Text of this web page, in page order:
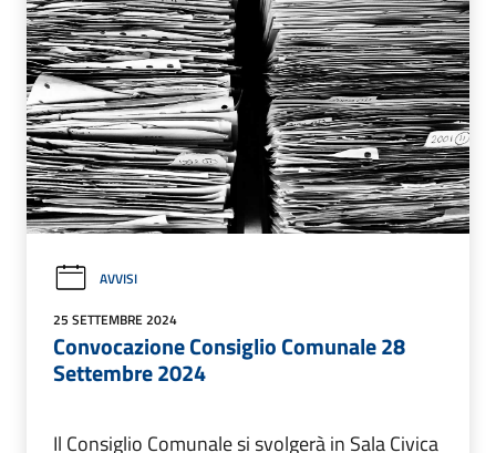
AVVISI
25 SETTEMBRE 2024
Convocazione Consiglio Comunale 28
Settembre 2024
Il Consiglio Comunale si svolgerà in Sala Civica